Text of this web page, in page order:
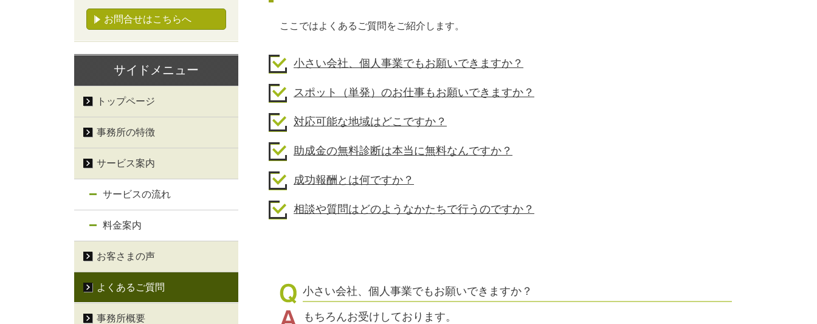
ここではよくあるご質問をご紹介します。
小さい会社、個人事業でもお願いできますか？
スポット（単発）のお仕事もお願いできますか？
対応可能な地域はどこですか？
助成金の無料診断は本当に無料なんですか？
成功報酬とは何ですか？
相談や質問はどのようなかたちで行うのですか？
小さい会社、個人事業でもお願いできますか？
もちろんお受けしております。
お問合せはこちらへ
サイドメニュー
トップページ
事務所の特徴
サービス案内
サービスの流れ
料金案内
お客さまの声
よくあるご質問
事務所概要